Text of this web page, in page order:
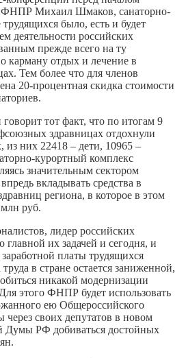
ФНПР Михаил Шмаков, санаторно-
было, есть и будет
деятельности российских
прежде всего на ту
карману отдых и лечение в
Тем более что для членов
20-процентная скидка стоимости
тот факт, что по итогам 9
здравницах отдохнули
из них 22418 – дети, 10965 –
курортный комплекс
значительным сектором
вкладывать средства в
региона, в которое в этом
руб.
лидер российских
их задачей и сегодня, и
платы трудящихся
в стране остается заниженной,
никакой модернизации
этого ФНПР будет использовать
ею Общероссийского
через своих депутатов в новом
Думы РФ добиваться достойных